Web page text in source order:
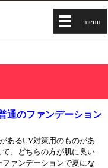
menu
通のファンデーション
あるUV対策用のものがあ
、どちらの方が肌に良い
ァンデーションで夏にな